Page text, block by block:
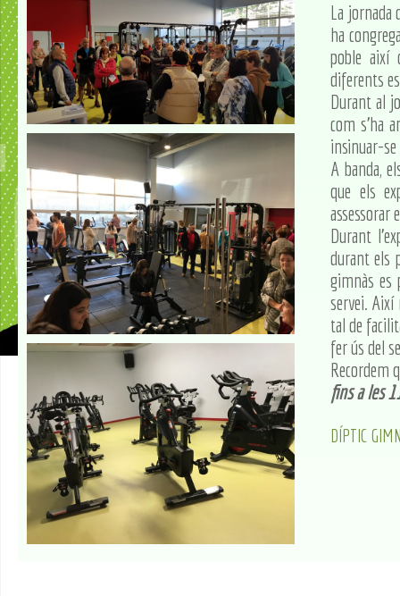
La jornada
ha
poble així
diferents
Durant al
com s'ha
insinuar-
A banda,
que els
assessorar
Durant
durant els
gimnàs es
servei. Així
tal de
fer ús del
Recordem
fins a les
DÍPTIC